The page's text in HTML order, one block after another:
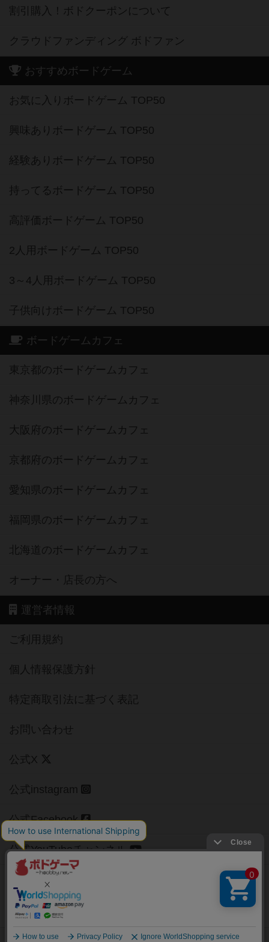
割引購入！ボドクーポンについて
クラウドファンディング ボドファン
おすすめボードゲーム
お気に入りボードゲーム TOP50
興味ありボードゲーム TOP50
経験ありボードゲーム TOP50
持ってるボードゲーム TOP50
高評価ボードゲーム TOP50
2人用ボードゲーム TOP50
3～4人用ボードゲーム TOP50
子供向けボードゲーム TOP50
ボードゲームカフェ
東京都のボードゲームカフェ
神奈川県のボードゲームカフェ
大阪府のボードゲームカフェ
京都府のボードゲームカフェ
愛知県のボードゲームカフェ
福岡県のボードゲームカフェ
北海道のボードゲームカフェ
オーナー・店長の方へ
運営者情報
ご利用規約
個人情報保護方針
特定商取引法に基づく表記
お問い合わせ
公式X
公式instagram
公式Facebook
公式YouTubeチャンネル